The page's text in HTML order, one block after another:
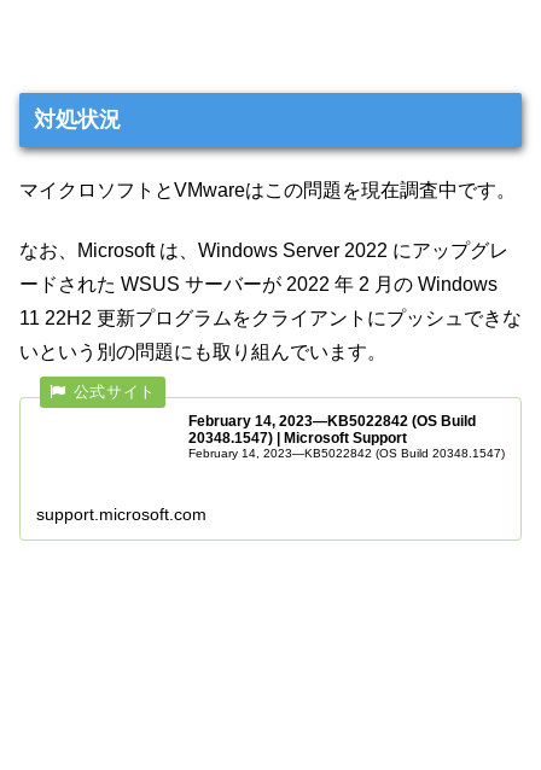
対処状況
マイクロソフトとVMwareはこの問題を現在調査中です。
なお、
Microsoft は、Windows Server 2022 にアップグレ
ードされた WSUS サーバーが 2022 年 2 月の Windows
11 22H2 更新プログラムをクライアントにプッシュできな
いという別の問題にも取り組んでいます。
February 14, 2023—KB5022842 (OS Build
20348.1547) | Microsoft Support
February 14, 2023—KB5022842 (OS Build 20348.1547)
support.microsoft.com